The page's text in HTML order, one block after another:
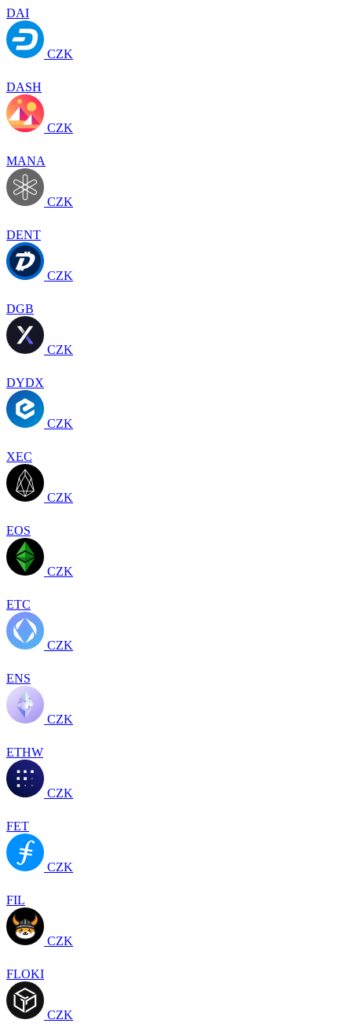
DAI
CZK
DASH
CZK
MANA
CZK
DENT
CZK
DGB
CZK
DYDX
CZK
XEC
CZK
EOS
CZK
ETC
CZK
ENS
CZK
ETHW
CZK
FET
CZK
FIL
CZK
FLOKI
CZK